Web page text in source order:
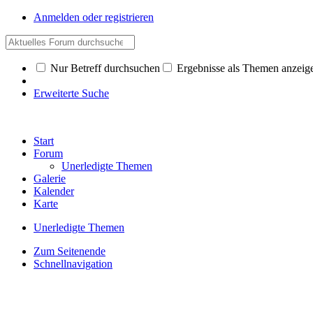
Anmelden oder registrieren
Nur Betreff durchsuchen Ergebnisse als Themen
Erweiterte Suche
Start
Forum
Unerledigte Themen
Galerie
Kalender
Karte
Unerledigte Themen
Zum Seitenende
Schnellnavigation